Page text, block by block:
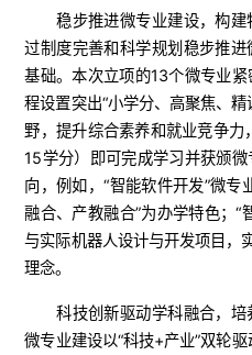
稳步推进微专业建设，构
过制度完善和科学规划稳步推
基础。本次立项的13个微专业
程设置突出“小学分、高聚焦、
野，提升综合素养和就业竞争
15学分）即可完成学习并获颁
向，例如，“智能软件开发”微专
融合、产教融合”为办学特色；“
与实际机器人设计与开发项目，
理念。
科技创新驱动学科融合，
微专业建设以“科技+产业”双轮